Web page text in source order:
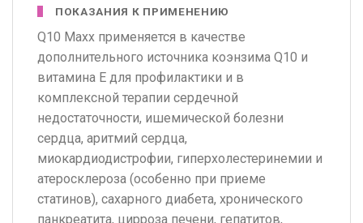
ПОКАЗАНИЯ К ПРИМЕНЕНИЮ
Q10 Maxx применяется в качестве
дополнительного источника коэнзима Q10 и
витамина E для профилактики и в
комплексной терапии сердечной
недостаточности, ишемической болезни
сердца, аритмий сердца,
миокардиодистрофии, гиперхолестеринемии и
атеросклероза (особенно при приеме
статинов), сахарного диабета, хронического
панкреатита, цирроза печени, гепатитов,